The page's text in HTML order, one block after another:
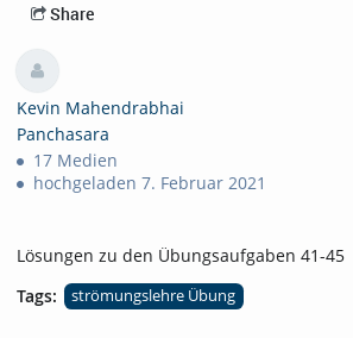
Share
Kevin Mahendrabhai
Panchasara
17 Medien
hochgeladen 7. Februar 2021
Lösungen zu den Übungsaufgaben 41-45
Tags:
strömungslehre Übung